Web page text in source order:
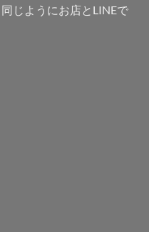
じようにお店とLINEで